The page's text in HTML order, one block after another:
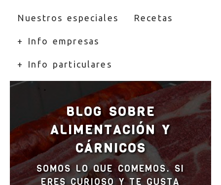
Nuestros especiales Recetas
+ Info empresas
+ Info particulares
BLOG SOBRE
ALIMENTACIÓN Y
CÁRNICOS
SOMOS LO QUE COMEMOS. SI
ERES CURIOSO Y TE GUSTA